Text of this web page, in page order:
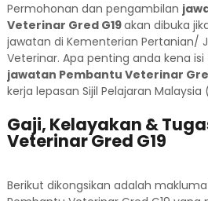
Permohonan dan pengambilan
Veterinar Gred G19akan dibuka
jawatan di Kementerian Pertanian/
Veterinar. Apa penting anda kena isi
jawatan Pembantu Veterinar
kerja lepasan Sijil Pelajaran Malaysia
Gaji, Kelayakan &
Veterinar Gred G19
Berikut dikongsikan adalah